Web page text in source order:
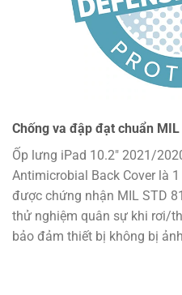
Chống va đập đạt chuẩn MIL
Ốp lưng iPad 10.2″ 2021/
Antimicrobial Back Cover là
được chứng nhận MIL STD
thử nghiệm quân sự khi rơi/
bảo đảm thiết bị không bị